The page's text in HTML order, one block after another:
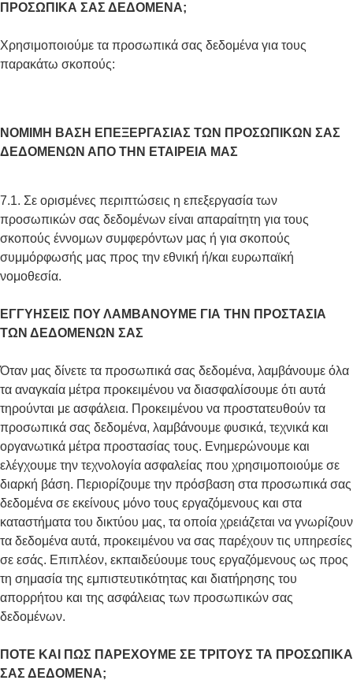
ΠΡΟΣΩΠΙΚΑ ΣΑΣ ΔΕΔΟΜΕΝΑ;
Χρησιμοποιούμε τα προσωπικά σας δεδομένα για τους
παρακάτω σκοπούς:
ΝΟΜΙΜΗ ΒΑΣΗ ΕΠΕΞΕΡΓΑΣΙΑΣ ΤΩΝ ΠΡΟΣΩΠΙΚΩΝ ΣΑΣ
ΔΕΔΟΜΕΝΩΝ ΑΠΟ ΤΗΝ ΕΤΑΙΡΕΙΑ ΜΑΣ
7.1. Σε ορισμένες περιπτώσεις η επεξεργασία των
προσωπικών σας δεδομένων είναι απαραίτητη για τους
σκοπούς έννομων συμφερόντων μας ή για σκοπούς
συμμόρφωσής μας προς την εθνική ή/και ευρωπαϊκή
νομοθεσία.
ΕΓΓΥΗΣΕΙΣ ΠΟΥ ΛΑΜΒΑΝΟΥΜΕ ΓΙΑ ΤΗΝ ΠΡΟΣΤΑΣΙΑ
ΤΩΝ ΔΕΔΟΜΕΝΩΝ ΣΑΣ
Όταν μας δίνετε τα προσωπικά σας δεδομένα, λαμβάνουμε όλα
τα αναγκαία μέτρα προκειμένου να διασφαλίσουμε ότι αυτά
τηρούνται με ασφάλεια. Προκειμένου να προστατευθούν τα
προσωπικά σας δεδομένα, λαμβάνουμε φυσικά, τεχνικά και
οργανωτικά μέτρα προστασίας τους. Ενημερώνουμε και
ελέγχουμε την τεχνολογία ασφαλείας που χρησιμοποιούμε σε
διαρκή βάση. Περιορίζουμε την πρόσβαση στα προσωπικά σας
δεδομένα σε εκείνους μόνο τους εργαζόμενους και στα
καταστήματα του δικτύου μας, τα οποία χρειάζεται να γνωρίζουν
τα δεδομένα αυτά, προκειμένου να σας παρέχουν τις υπηρεσίες
σε εσάς. Επιπλέον, εκπαιδεύουμε τους εργαζόμενους ως προς
τη σημασία της εμπιστευτικότητας και διατήρησης του
απορρήτου και της ασφάλειας των προσωπικών σας
δεδομένων.
ΠΟΤΕ ΚΑΙ ΠΩΣ ΠΑΡΕΧΟΥΜΕ ΣΕ ΤΡΙΤΟΥΣ ΤΑ ΠΡΟΣΩΠΙΚΑ
ΣΑΣ ΔΕΔΟΜΕΝΑ;